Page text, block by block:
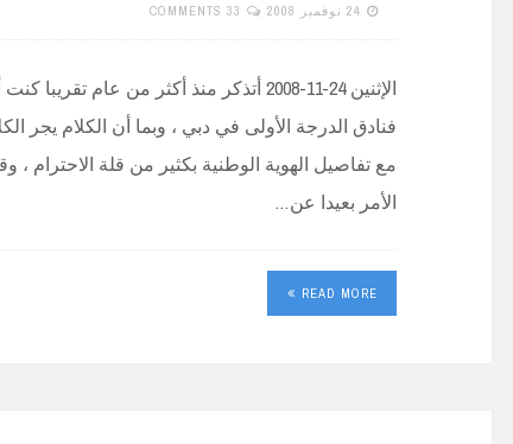
24 نوفمبر 2008 33 COMMENTS
الإثنين 24-11-2008 أتذكر منذ أكثر من
فنادق الدرجة الأولى في دبي ، وبما أن الكلام يجر
مع تفاصيل الهوية الوطنية بكثير من قلة الاحترام ،
الأمر بعيدا عن…
READ MORE